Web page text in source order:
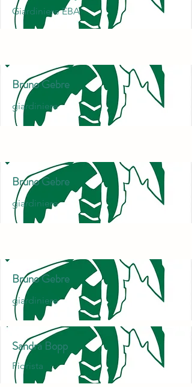
Giardiniere EBA
Bruno Gebre
giardiniere
Bruno Gebre
giardiniere
Bruno Gebre
giardiniere
Sandra Bopp
Fiorista